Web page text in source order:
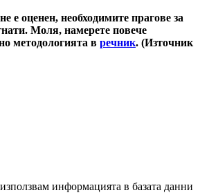
е оценен, необходимите прагове за
Моля, намерете повече
методологията в речник. (Източник
информацията в базата данни